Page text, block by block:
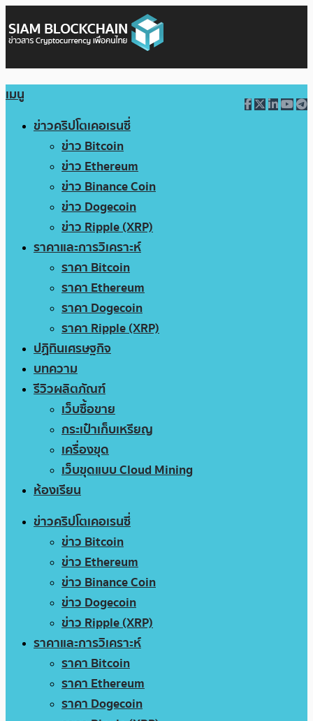
เมนู
ข่าวคริปโตเคอเรนซี่
ข่าว Bitcoin
ข่าว Ethereum
ข่าว Binance Coin
ข่าว Dogecoin
ข่าว Ripple (XRP)
ราคาและการวิเคราะห์
ราคา Bitcoin
ราคา Ethereum
ราคา Dogecoin
ราคา Ripple (XRP)
ปฏิทินเศรษฐกิจ
บทความ
รีวิวผลิตภัณฑ์
เว็บซื้อขาย
กระเป๋าเก็บเหรียญ
เครื่องขุด
เว็บขุดแบบ Cloud Mining
ห้องเรียน
ข่าวคริปโตเคอเรนซี่
ข่าว Bitcoin
ข่าว Ethereum
ข่าว Binance Coin
ข่าว Dogecoin
ข่าว Ripple (XRP)
ราคาและการวิเคราะห์
ราคา Bitcoin
ราคา Ethereum
ราคา Dogecoin